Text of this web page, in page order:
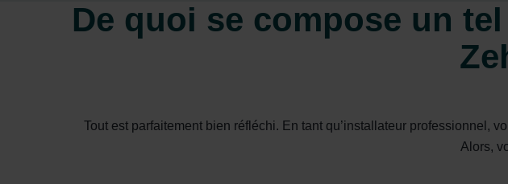
De quoi se compose un
Tout est parfaitement bien réfléchi. En tant qu’installateur professionnel,
Alors,